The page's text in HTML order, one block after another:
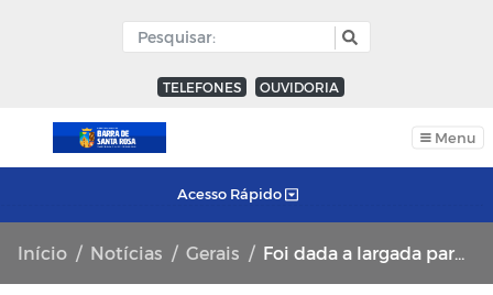
TELEFONES OUVIDORIA
Menu
Acesso Rápido
Início Notícias Gerais Foi dada a largada para os "arraiás" das Escolas Municipais